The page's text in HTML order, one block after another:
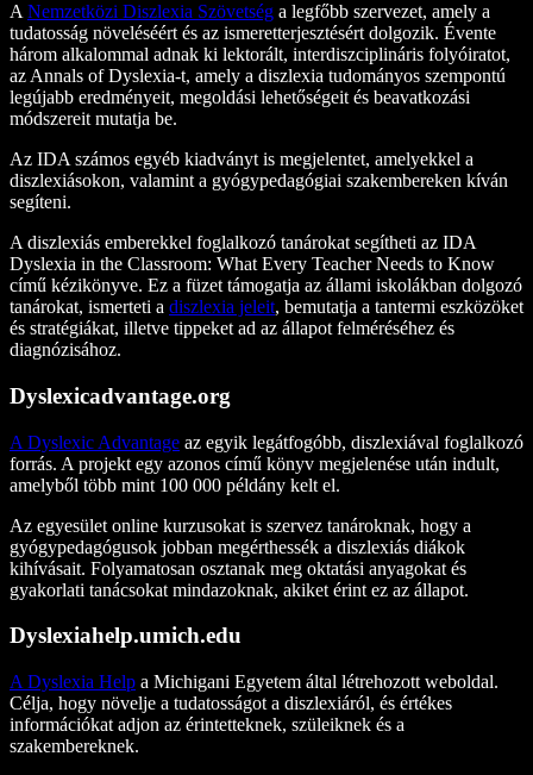
A Nemzetközi Diszlexia Szövetség a legfőbb szervezet, amely a
tudatosság növeléséért és az ismeretterjesztésért dolgozik. Évente
három alkalommal adnak ki lektorált, interdiszciplináris folyóiratot,
az Annals of Dyslexia-t, amely a diszlexia tudományos szempontú
legújabb eredményeit, megoldási lehetőségeit és beavatkozási
módszereit mutatja be.
Az IDA számos egyéb kiadványt is megjelentet, amelyekkel a
diszlexiásokon, valamint a gyógypedagógiai szakembereken kíván
segíteni.
A diszlexiás emberekkel foglalkozó tanárokat segítheti az IDA
Dyslexia in the Classroom: What Every Teacher Needs to Know
című kézikönyve. Ez a füzet támogatja az állami iskolákban dolgozó
tanárokat, ismerteti a diszlexia jeleit, bemutatja a tantermi eszközöket
és stratégiákat, illetve tippeket ad az állapot felméréséhez és
diagnózisához.
Dyslexicadvantage.org
A Dyslexic Advantage az egyik legátfogóbb, diszlexiával foglalkozó
forrás. A projekt egy azonos című könyv megjelenése után indult,
amelyből több mint 100 000 példány kelt el.
Az egyesület online kurzusokat is szervez tanároknak, hogy a
gyógypedagógusok jobban megérthessék a diszlexiás diákok
kihívásait. Folyamatosan osztanak meg oktatási anyagokat és
gyakorlati tanácsokat mindazoknak, akiket érint ez az állapot.
Dyslexiahelp.umich.edu
A Dyslexia Help a Michigani Egyetem által létrehozott weboldal.
Célja, hogy növelje a tudatosságot a diszlexiáról, és értékes
információkat adjon az érintetteknek, szüleiknek és a
szakembereknek.